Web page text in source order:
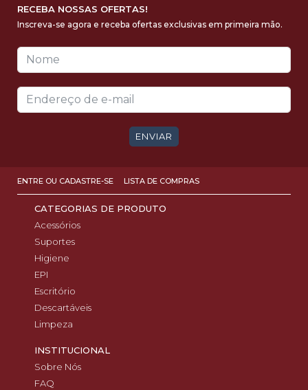
RECEBA NOSSAS OFERTAS!
Inscreva-se agora e receba ofertas exclusivas em primeira mão.
ENVIAR
ENTRE OU CADASTRE-SE LISTA DE COMPRAS
CATEGORIAS DE PRODUTO
Acessórios
Suportes
Higiene
EPI
Escritório
Descartáveis
Limpeza
INSTITUCIONAL
Sobre Nós
FAQ